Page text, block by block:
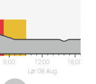
6:00
12:00
Lør 08 Aug
18:00